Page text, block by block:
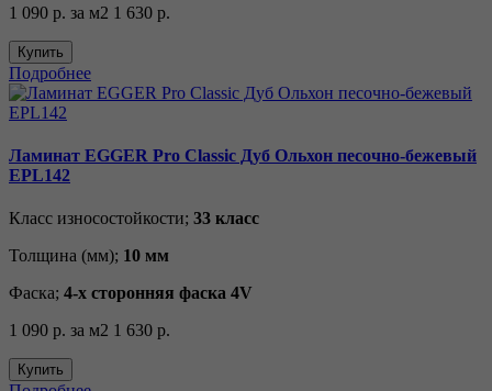
1 090 р. за м2 1 630 р.
Купить
Подробнее
Ламинат EGGER Pro Classic Дуб Ольхон песочно-бежевый
EPL142
Класс износостойкости; 33 класс
Толщина (мм); 10 мм
Фаска; 4-х сторонняя фаска 4V
1 090 р. за м2 1 630 р.
Купить